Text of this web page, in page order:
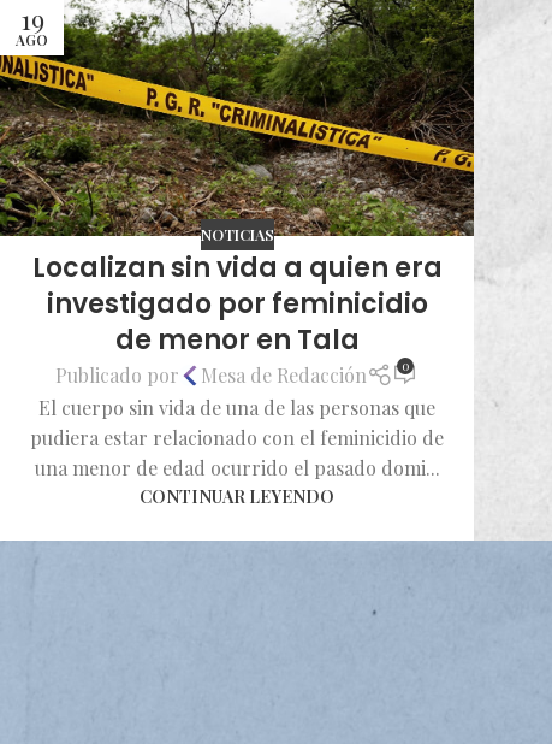
19
AGO
NOTICIAS
Localizan sin vida a quien era
investigado por feminicidio
de menor en Tala
Publicado por Mesa de Redacción 0
El cuerpo sin vida de una de las personas que
pudiera estar relacionado con el feminicidio de
una menor de edad ocurrido el pasado domi...
CONTINUAR LEYENDO